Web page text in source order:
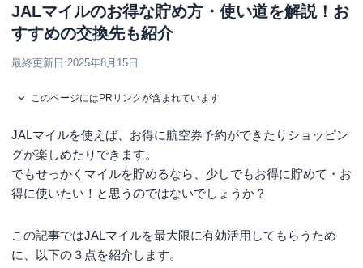
JALマイルのお得な貯め方・使い道を解説！お
すすめの交換先も紹介
最終更新日:2025年8月15日
このページにはPRリンクが含まれています
JALマイルを使えば、お得に航空券予約ができたりショッピン
グが楽しめたりできます。
でもせっかくマイルを貯めるなら、少しでもお得に貯めて・お
得に使いたい！と思うのではないでしょうか？
この記事ではJALマイルを最大限に有効活用してもらうため
に、以下の３点を紹介します。